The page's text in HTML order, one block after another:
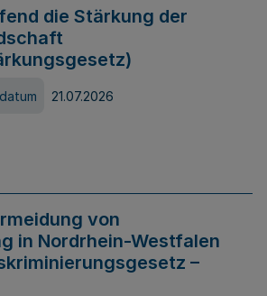
die Stärkung der
21.07.2026
von
in Nordrhein-Westfalen
–